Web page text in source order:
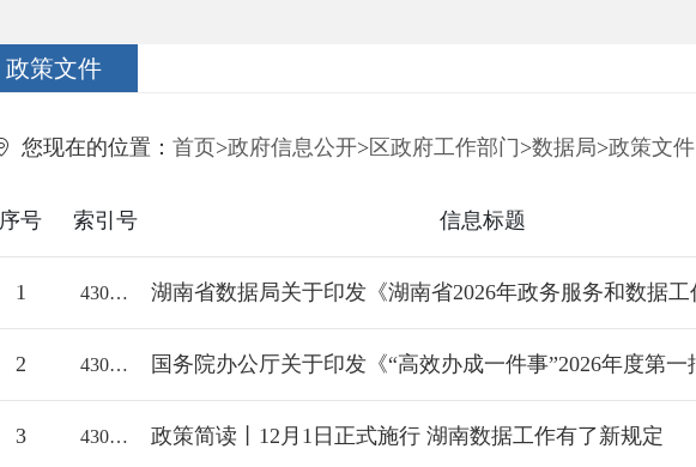
政策文件
您现在的位置： 首页>政府信息公开>区政府工作部门>数据局>政策文件
序号 索引号 信息标题
1 43060018112/2026-2366396
2 43060018112/2026-2353929
3 43060018112/2025-2333089 政策简读丨12月1日正式施行 湖南数据工作有了新规定